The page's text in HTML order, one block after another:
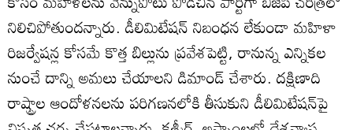
నిలిచిపోతుందన్నారు. డీలిమిటేషన్‌ నిబంధన లేకుండా మహిళా
రిజర్వేషన్ల కోసమే కొత్త బిల్లును ప్రవేశపెట్టి, రానున్న ఎన్నికల
నుంచే దాన్ని అమలు చేయాలని డిమాండ్‌ చేశారు. దక్షిణాది
రాష్ట్రాల ఆందోళనలను పరిగణనలోకి తీసుకుని డీలిమిటేషన్‌పై